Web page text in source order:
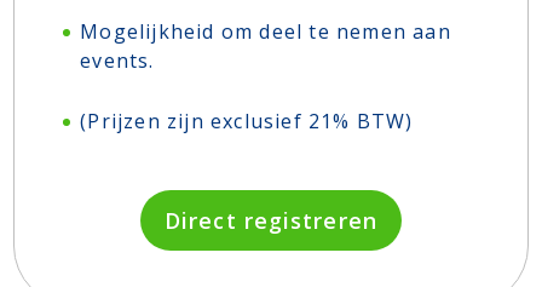
Mogelijkheid om deel te nemen aan
events.
(Prijzen zijn exclusief 21% BTW)
Direct registreren